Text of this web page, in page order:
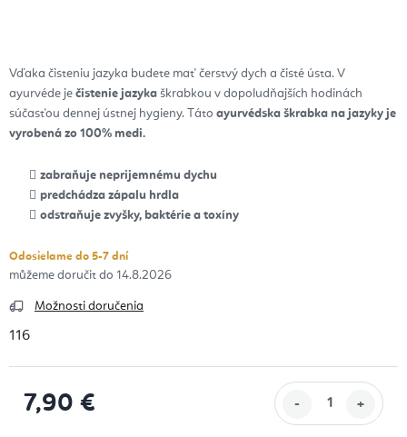
Vďaka čisteniu jazyka budete mať čerstvý dych a čisté ústa. V
ayurvéde je čistenie jazyka škrabkou v dopoludňajších hodinách
súčasťou dennej ústnej hygieny. Táto ayurvédska škrabka na jazyky je
vyrobená zo 100% medi.
zabraňuje neprijemnému dychu
predchádza zápalu hrdla
odstraňuje zvyšky, baktérie a toxíny
Odosielame do 5-7 dní
14.8.2026
Možnosti doručenia
116
7,90 €